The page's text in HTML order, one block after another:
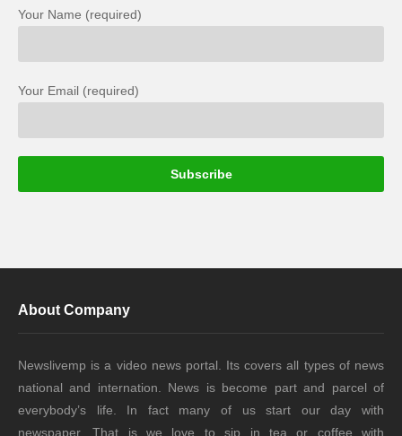
Your Name (required)
Your Email (required)
About Company
Newslivemp is a video news portal. Its covers all types of news
national and internation. News is become part and parcel of
everybody’s life. In fact many of us start our day with
newspaper. That is we love to sip in tea or coffee with